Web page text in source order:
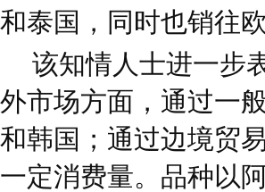
和泰国，同时也销往
该知情人士进一步
外市场方面，通过一
和韩国；通过边境贸
一定消费量。品种以